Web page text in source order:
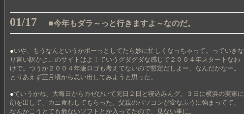
01/17 ■今年もダラ～っと行きますよ～なのだ。
●いや、もうなんというかボーっとしてたら妙に忙しくなっちゃって。っていきな
り言い訳かよこのサイトはよ！ていうグダグダな感じで２００４年スタートなわ
けで。つうか２００４年版ロゴも考えてないので暫定だしよー、なんだかなー。
とりあえず正月頃から思い出してみようと思った。
●ていうかね、大晦日からカゼひいて元日２日と寝込みんグ。３日に横浜の実家に
顔を出して、カニ食わしてもらった。父親のパソコンが変なふうに強まってて、
なんかこうとても危ないソフトとか入ってたので、見ない事に。